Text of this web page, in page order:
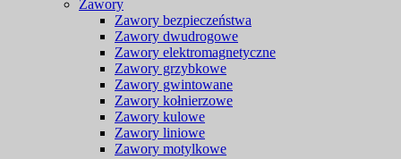
Zawory
Zawory bezpieczeństwa
Zawory dwudrogowe
Zawory elektromagnetyczne
Zawory grzybkowe
Zawory gwintowane
Zawory kołnierzowe
Zawory kulowe
Zawory liniowe
Zawory motylkowe